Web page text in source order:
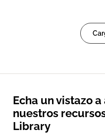
Echa un vistazo
nuestros
Library